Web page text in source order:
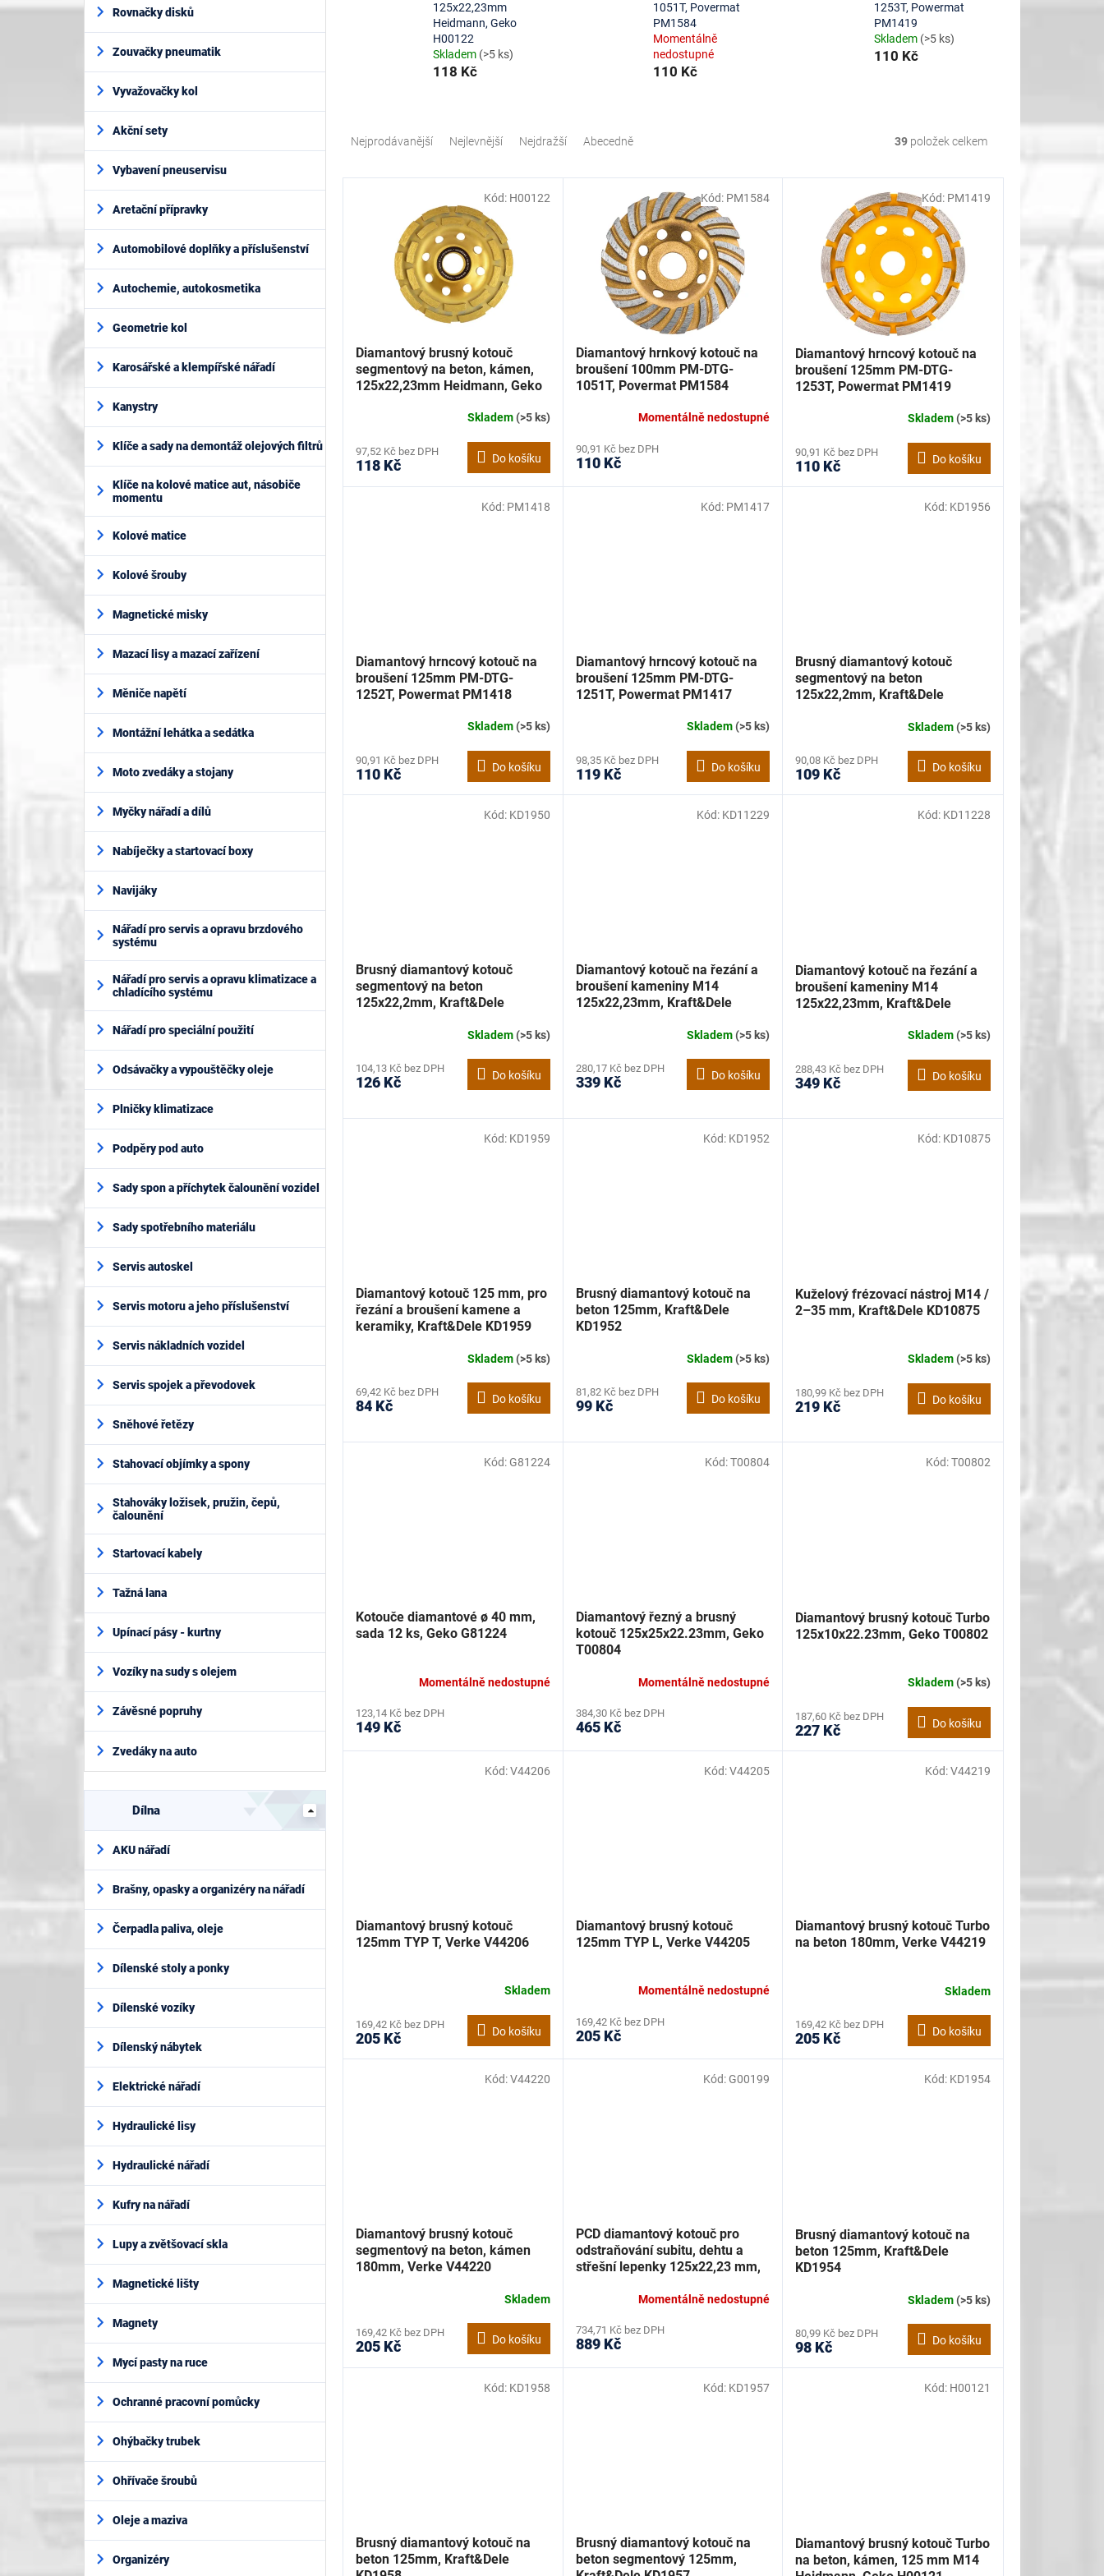
í
e
Rovnačky disků
Zouvačky pneumatik
Vyvažovačky kol
Akční sety
Vybavení pneuservisu
Aretační přípravky
Automobilové doplňky a příslušenství
Autochemie, autokosmetika
Geometrie kol
Karosářské a klempířské nářadí
Kanystry
Klíče a sady na demontáž olejových filtrů
Klíče na kolové matice aut, násobiče
momentu
Kolové matice
Kolové šrouby
Magnetické misky
Mazací lisy a mazací zařízení
Měniče napětí
Montážní lehátka a sedátka
Moto zvedáky a stojany
Myčky nářadí a dílů
Nabíječky a startovací boxy
Navijáky
Nářadí pro servis a opravu brzdového
systému
Nářadí pro servis a opravu klimatizace a
chladícího systému
Nářadí pro speciální použití
Odsávačky a vypouštěčky oleje
Plničky klimatizace
Podpěry pod auto
Sady spon a příchytek čalounění vozidel
Sady spotřebního materiálu
Servis autoskel
Servis motoru a jeho příslušenství
Servis nákladních vozidel
Servis spojek a převodovek
Sněhové řetězy
Stahovací objímky a spony
Stahováky ložisek, pružin, čepů,
čalounění
Startovací kabely
Tažná lana
Upínací pásy - kurtny
Vozíky na sudy s olejem
Závěsné popruhy
Zvedáky na auto
Dílna
AKU nářadí
Brašny, opasky a organizéry na nářadí
Čerpadla paliva, oleje
Dílenské stoly a ponky
Dílenské vozíky
Dílenský nábytek
Elektrické nářadí
Hydraulické lisy
Hydraulické nářadí
Kufry na nářadí
Lupy a zvětšovací skla
Magnetické lišty
Magnety
Mycí pasty na ruce
Ochranné pracovní pomůcky
Ohýbačky trubek
Ohřívače šroubů
Oleje a maziva
Organizéry
125x22,23mm
Heidmann, Geko
H00122
Skladem (>5 ks)
118 Kč
1051T, Povermat
PM1584
Momentálně
nedostupné
110 Kč
1253T, Powermat
PM1419
Skladem (>5 ks)
110 Kč
e
Nejprodávanější Nejlevnější Nejdražší Abecedně 39 položek celkem
Diamantový brusný kotouč
segmentový na beton, kámen,
125x22,23mm Heidmann, Geko
Skladem(>5 ks)
97,52 Kč bez DPH
118 Kč Do košíku
Kód: H00122
Diamantový hrnkový kotouč na
broušení 100mm PM-DTG-
1051T, Povermat PM1584
Momentálně nedostupné
90,91 Kč bez DPH
110 Kč
Kód: PM1584
Diamantový hrncový kotouč na
broušení 125mm PM-DTG-
1253T, Powermat PM1419
Skladem(>5 ks)
90,91 Kč bez DPH
110 Kč Do košíku
Kód: PM1419
Diamantový hrncový kotouč na
broušení 125mm PM-DTG-
1252T, Powermat PM1418
Skladem(>5 ks)
90,91 Kč bez DPH
110 Kč Do košíku
Kód: PM1418
Diamantový hrncový kotouč na
broušení 125mm PM-DTG-
1251T, Powermat PM1417
Skladem(>5 ks)
98,35 Kč bez DPH
119 Kč Do košíku
Kód: PM1417
Brusný diamantový kotouč
segmentový na beton
125x22,2mm, Kraft&Dele
Skladem(>5 ks)
90,08 Kč bez DPH
109 Kč Do košíku
Kód: KD1956
Brusný diamantový kotouč
segmentový na beton
125x22,2mm, Kraft&Dele
Skladem(>5 ks)
104,13 Kč bez DPH
126 Kč Do košíku
Kód: KD1950
Diamantový kotouč na řezání a
broušení kameniny M14
125x22,23mm, Kraft&Dele
Skladem(>5 ks)
280,17 Kč bez DPH
339 Kč Do košíku
Kód: KD11229
Diamantový kotouč na řezání a
broušení kameniny M14
125x22,23mm, Kraft&Dele
Skladem(>5 ks)
288,43 Kč bez DPH
349 Kč Do košíku
Kód: KD11228
Diamantový kotouč 125 mm, pro
řezání a broušení kamene a
keramiky, Kraft&Dele KD1959
Skladem(>5 ks)
69,42 Kč bez DPH
84 Kč Do košíku
Kód: KD1959
Brusný diamantový kotouč na
beton 125mm, Kraft&Dele
KD1952
Skladem(>5 ks)
81,82 Kč bez DPH
99 Kč Do košíku
Kód: KD1952
Kuželový frézovací nástroj M14 /
2–35 mm, Kraft&Dele KD10875
Skladem(>5 ks)
180,99 Kč bez DPH
219 Kč Do košíku
Kód: KD10875
Kotouče diamantové ø 40 mm,
sada 12 ks, Geko G81224
Momentálně nedostupné
123,14 Kč bez DPH
149 Kč
Kód: G81224
Diamantový řezný a brusný
kotouč 125x25x22.23mm, Geko
T00804
Momentálně nedostupné
384,30 Kč bez DPH
465 Kč
Kód:T00804
Diamantový brusný kotouč Turbo
125x10x22.23mm, Geko T00802
Skladem(>5 ks)
187,60 Kč bez DPH
227 Kč Do košíku
Kód:T00802
Diamantový brusný kotouč
125mm TYP T, Verke V44206
Skladem
169,42 Kč bez DPH
205 Kč Do košíku
Kód:V44206
Diamantový brusný kotouč
125mm TYP L, Verke V44205
Momentálně nedostupné
169,42 Kč bez DPH
205 Kč
Kód:V44205
Diamantový brusný kotouč Turbo
na beton 180mm, Verke V44219
Skladem
169,42 Kč bez DPH
205 Kč Do košíku
Kód:V44219
Diamantový brusný kotouč
segmentový na beton, kámen
180mm, Verke V44220
Skladem
169,42 Kč bez DPH
205 Kč Do košíku
Kód:V44220
PCD diamantový kotouč pro
odstraňování subitu, dehtu a
střešní lepenky 125x22,23 mm,
Momentálně nedostupné
734,71 Kč bez DPH
889 Kč
Kód: G00199
Brusný diamantový kotouč na
beton 125mm, Kraft&Dele
KD1954
Skladem(>5 ks)
80,99 Kč bez DPH
98 Kč Do košíku
Kód: KD1954
Brusný diamantový kotouč na
beton 125mm, Kraft&Dele
Kód: KD1958
Brusný diamantový kotouč na
beton segmentový 125mm,
Kód: KD1957
Diamantový brusný kotouč Turbo
na beton, kámen, 125 mm M14
Kód: H00121